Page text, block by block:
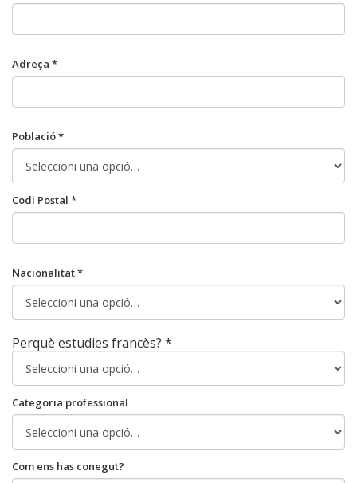
Adreça *
Població *
Codi Postal *
Nacionalitat *
Perquè estudies francès? *
Categoria professional
Com ens has conegut?